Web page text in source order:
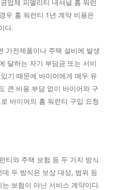
업체 피델리티 내셔널 홈 워런
우 홈 워런티 1년 계약 비용은
다.
가전제품이나 주택 설비에 발생
달하는 자기 부담금 또는 서비
기 때문에 바이어에게 매우 유
큰 비용 부담 없이 바이어와 구
바이어의 홈 워런티 구입 요청
티와 주택 보험 등 두 가지 방식
두 방식은 보상 대상, 범위 등
보험이 아닌 서비스 계약이다.